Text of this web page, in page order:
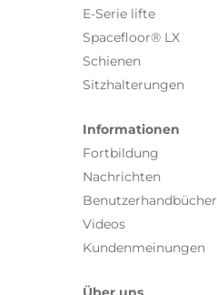
E-Serie lifte
Spacefloor® LX
Schienen
Sitzhalterungen
Informationen
Fortbildung
Nachrichten
Benutzerhandbücher
Videos
Kundenmeinungen
Über uns